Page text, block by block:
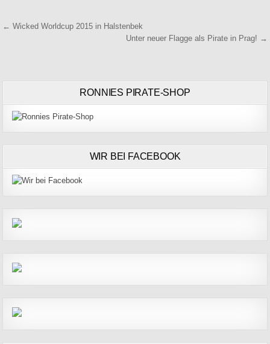
Beitragsnavigation
← Wicked Worldcup 2015 in Halstenbek
Unter neuer Flagge als Pirate in Prag! →
RONNIES PIRATE-SHOP
WIR BEI FACEBOOK